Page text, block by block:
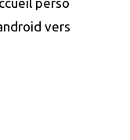
vers